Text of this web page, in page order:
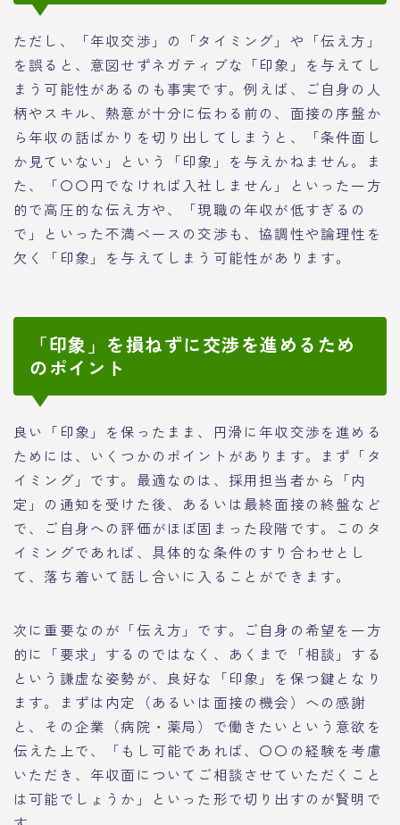
ただし、「年収交渉」の「タイミング」や「伝え方」
を誤ると、意図せずネガティブな「印象」を与えてし
まう可能性があるのも事実です。例えば、ご自身の人
柄やスキル、熱意が十分に伝わる前の、面接の序盤か
ら年収の話ばかりを切り出してしまうと、「条件面し
か見ていない」という「印象」を与えかねません。ま
た、「〇〇円でなければ入社しません」といった一方
的で高圧的な伝え方や、「現職の年収が低すぎるの
で」といった不満ベースの交渉も、協調性や論理性を
欠く「印象」を与えてしまう可能性があります。
「印象」を損ねずに交渉を進めるため
のポイント
良い「印象」を保ったまま、円滑に年収交渉を進める
ためには、いくつかのポイントがあります。まず「タ
イミング」です。最適なのは、採用担当者から「内
定」の通知を受けた後、あるいは最終面接の終盤など
で、ご自身への評価がほぼ固まった段階です。このタ
イミングであれば、具体的な条件のすり合わせとし
て、落ち着いて話し合いに入ることができます。
次に重要なのが「伝え方」です。ご自身の希望を一方
的に「要求」するのではなく、あくまで「相談」する
という謙虚な姿勢が、良好な「印象」を保つ鍵となり
ます。まずは内定（あるいは面接の機会）への感謝
と、その企業（病院・薬局）で働きたいという意欲を
伝えた上で、「もし可能であれば、〇〇の経験を考慮
いただき、年収面についてご相談させていただくこと
は可能でしょうか」といった形で切り出すのが賢明で